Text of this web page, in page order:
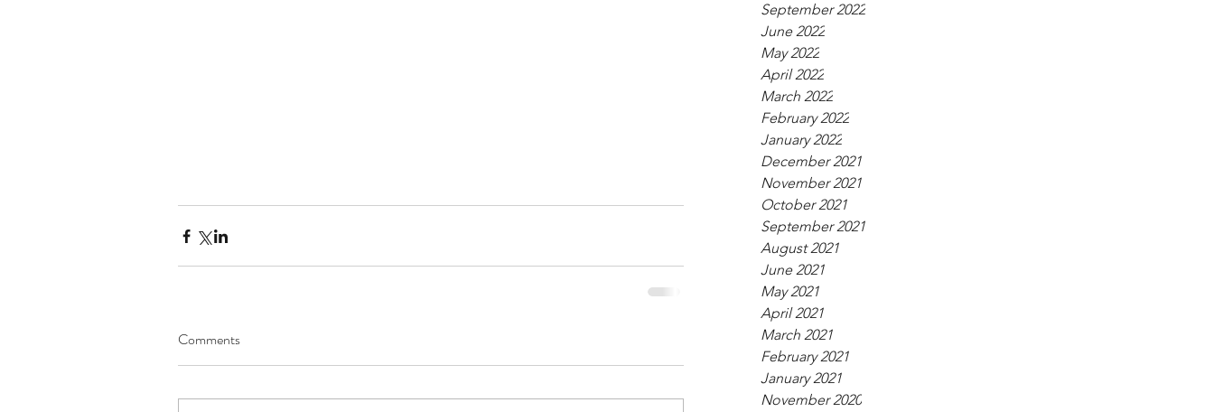
September 2022
June 2022
May 2022
April 2022
March 2022
February 2022
January 2022
December 2021
November 2021
October 2021
September 2021
August 2021
June 2021
May 2021
April 2021
March 2021
February 2021
January 2021
November 2020
Comments